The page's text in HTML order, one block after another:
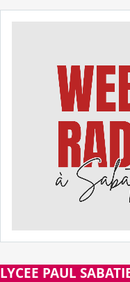
LYCEE PAUL